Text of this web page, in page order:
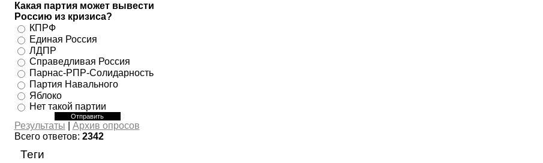
Какая партия может вывести
Россию из кризиса?
КПРФ
Единая Россия
ЛДПР
Справедливая Россия
Парнас-РПР-Солидарность
Партия Навального
Яблоко
Нет такой партии
Результаты
Архив опросов
Всего ответов: 2342
Теги